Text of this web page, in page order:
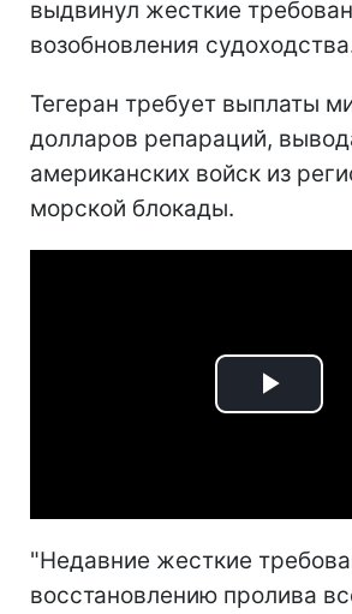
выдвинул жесткие
возобновления
Тегеран требует выплаты
долларов репараций,
американских войск из
морской блокады.
Play
"Недавние жесткие
восстановлению пролива